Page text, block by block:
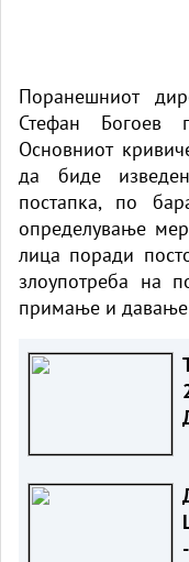
Поранешниот
Стефан Богоев
Основниот
да биде
постапка, по
определување
лица поради
злоупотреба на
примање и давање